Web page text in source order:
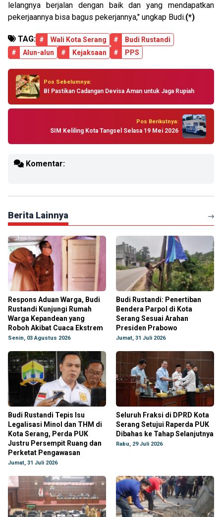
lelangnya berjalan dengan baik dan yang mendapatkan
pekerjaannya bisa bagus pekerjannya," ungkap Budi.(*)
TAG: # Wali Kota Serang #
Budi Rustandi
#
Alun-alun # Kejaksaan # PPS
Pos Sebelumnya:
BI Pastikan Cadangan Devisa Aman untuk Jaga Rupiah
Pos Berikutnya:
SIM Keliling Kota Tangsel Selasa 19 Mei 2026
Komentar:
Berita Lainnya
Respons Aduan Warga, Budi
Rustandi Kunjungi Rumah
Warga Kepandean yang
Roboh Akibat Cuaca Ekstrem
Senin, 03 Agustus 2026
Budi Rustandi: Penertiban
Bendera Parpol di Kota
Serang Sesuai Arahan
Presiden Prabowo
Jumat, 31 Juli 2026
Budi Rustandi Tepis Isu
Legalisasi Minol dan THM di
Kota Serang, Perda PUK
Justru Persempit Ruang dan
Perketat Pengawasan
Jumat, 31 Juli 2026
Seluruh Fraksi di DPRD Kota
Serang Setujui Raperda PUK
Dibahas ke Tahap Selanjutnya
Rabu, 29 Juli 2026